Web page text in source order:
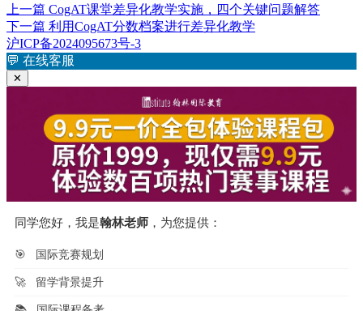
布
于
者
签
文
章
导
航
上一篇 上
篇
文
章：
CogAT课堂差异化教学实施，四个关键问题解答
下一篇 下
篇
文
利用CogAT分数档案进行差异化教学
沪ICP备2024095673号-3
💬 在线客服
✕
同学您好，我是翰林老师 ，为您提供：
🎯 国际竞赛规划
🚀 留学背景提升